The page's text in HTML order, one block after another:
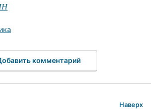
комментарий
Наверх